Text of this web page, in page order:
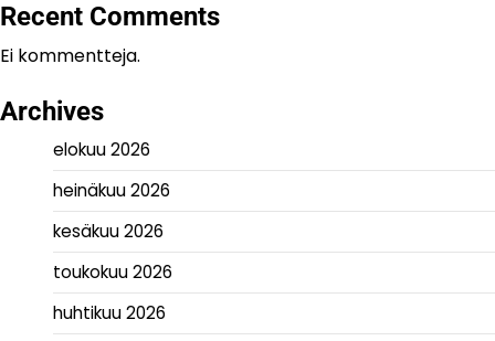
Recent Comments
Ei kommentteja.
Archives
elokuu 2026
heinäkuu 2026
kesäkuu 2026
toukokuu 2026
huhtikuu 2026